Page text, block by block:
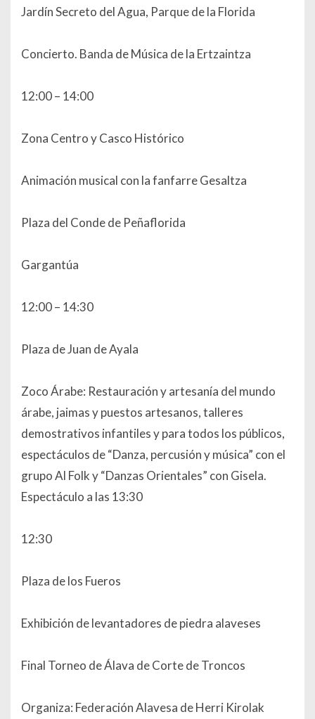
Jardín Secreto del Agua, Parque de la Florida
Concierto. Banda de Música de la Ertzaintza
12:00 – 14:00
Zona Centro y Casco Histórico
Animación musical con la fanfarre Gesaltza
Plaza del Conde de Peñaflorida
Gargantúa
12:00 – 14:30
Plaza de Juan de Ayala
Zoco Árabe: Restauración y artesanía del mundo
árabe, jaimas y puestos artesanos, talleres
demostrativos infantiles y para todos los públicos,
espectáculos de “Danza, percusión y música” con el
grupo Al Folk y “Danzas Orientales” con Gisela.
Espectáculo a las 13:30
12:30
Plaza de los Fueros
Exhibición de levantadores de piedra alaveses
Final Torneo de Álava de Corte de Troncos
Organiza: Federación Alavesa de Herri Kirolak